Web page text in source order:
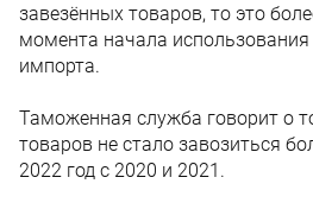
завезённых товаров, то это
момента начала
импорта.
Таможенная служба говорит о
товаров не стало завозиться
2022 год с 2020 и 2021.